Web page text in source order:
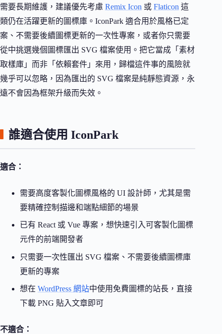
需要長期維護，建議優先考慮 Remix Icon 或 Flaticon 這
類仍在活躍更新的圖標庫。IconPark 適合用於風格已定
案、不需要後續圖標更新的一次性專案，或者你只需要
從中挑選幾個圖標匯出 SVG 檔案使用。把它當成「素材
取樣庫」而非「依賴套件」來用，歸檔這件事的風險就
幾乎可以忽略，因為匯出的 SVG 檔案是純靜態資源，永
遠不會因為框架升級而失效。
誰適合使用 IconPark
適合：
需要高度客製化圖標風格的 UI 設計師，尤其是需
要精確控制描邊和端點細節的場景
已有 React 或 Vue 專案，想快速引入可客製化圖標
元件的前端開發者
只需要一次性匯出 SVG 檔案、不需要後續圖標庫
更新的專案
想在 WordPress 網站中使用免費圖標的站長，直接
下載 PNG 貼入文章即可
不適合：